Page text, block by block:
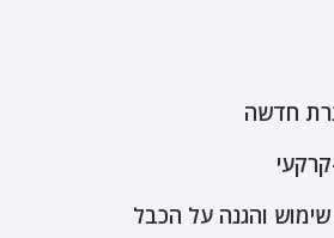
חדשה
והגנה על הכבל